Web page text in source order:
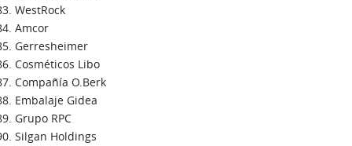
WestRock
Amcor
Gerresheimer
Cosméticos Libo
Compañía O.Berk
Embalaje Gidea
Grupo RPC
Silgan Holdings